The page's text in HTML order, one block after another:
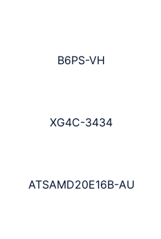
B6PS-VH
XG4C-3434
ATSAMD20E16B-AU